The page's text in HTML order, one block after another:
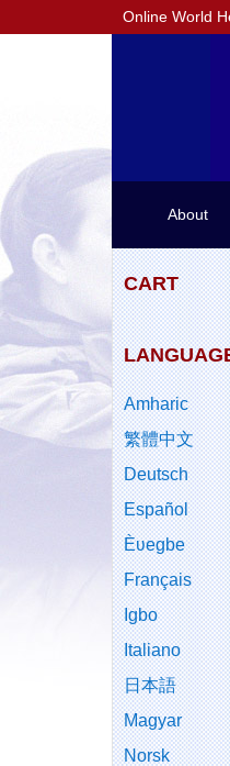
Online World
About
CART
Amharic
繁體中文
Deutsch
Español
Èʋegbe
Français
Igbo
Italiano
日本語
Magyar
Norsk